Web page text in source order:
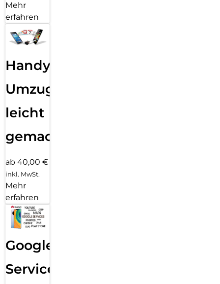
Mehr
erfahren
Handy
Umzug
leicht
gemacht!
ab 40,00 €
inkl. MwSt.
Mehr
erfahren
Google
Services